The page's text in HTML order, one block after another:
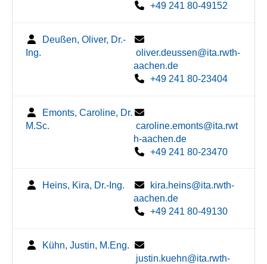
+49 241 80-49152
Deußen, Oliver, Dr.-
Ing.
oliver.deussen@ita.rwth-
aachen.de
+49 241 80-23404
Emonts, Caroline, Dr.
M.Sc.
caroline.emonts@ita.rwt
h-aachen.de
+49 241 80-23470
Heins, Kira, Dr.-Ing.
kira.heins@ita.rwth-
aachen.de
+49 241 80-49130
Kühn, Justin, M.Eng.
justin.kuehn@ita.rwth-